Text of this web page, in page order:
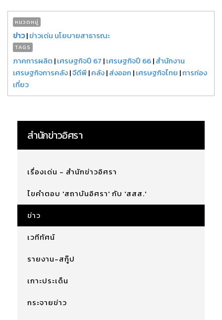
หมวดหมู่
ข่าว|ข่าวเด่น นโยบายสาธารณะ
TAGS
ภาคการผลิต |เศรษฐกิจปี 67 |เศรษฐกิจปี 66|สำนักงาน
เศรษฐกิจการคลัง|จีดีพี|คลัง|ส่งออก |เศรษฐกิจไทย |การท่อง
เที่ยว
สำนักข่าวอิศรา
เรื่องเด่น - สำนักข่าวอิศรา
ไขคำตอบ 'สถาบันอิศรา' กับ 'สสส.'
ข่าว
เวทีทัศน์
รายงาน-สกู๊ป
เกาะประเด็น
กระจายข่าว